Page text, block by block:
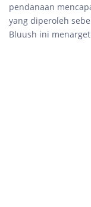
pendanaan
yang diperoleh
Bluush ini